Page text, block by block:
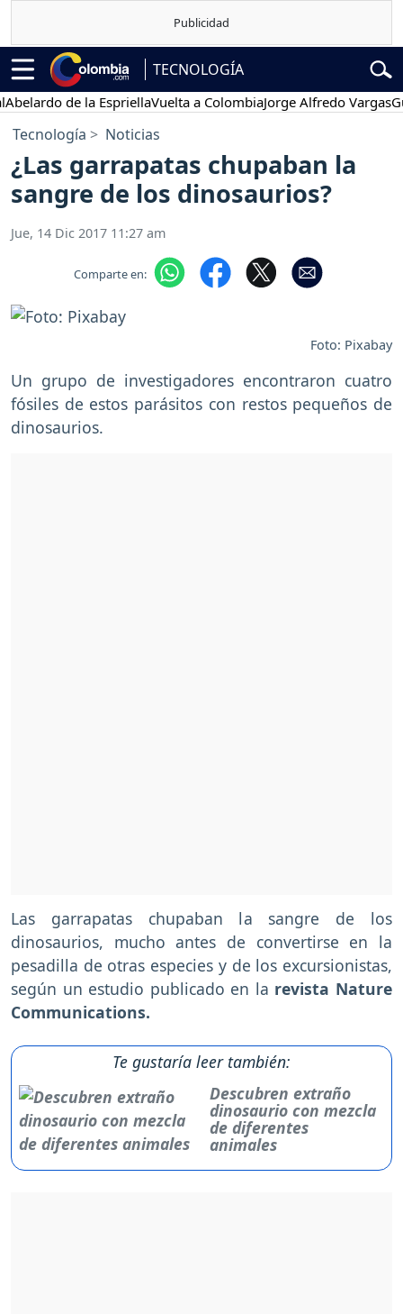
TECNOLOGÍA
de la EspriellaVuelta a ColombiaJorge Alfredo Vargas
Tecnología Noticias
¿Las garrapatas chupaban la
sangre de los dinosaurios?
Jue, 14 Dic 2017 11:27 am
Comparte en:
Foto: Pixabay
Un grupo de investigadores encontraron cuatro
fósiles de estos parásitos con restos pequeños de
dinosaurios.
Las garrapatas chupaban la sangre de los
dinosaurios, mucho antes de convertirse en la
pesadilla de otras especies y de los excursionistas,
según un estudio publicado en la revista Nature
Communications.
Te gustaría leer también:
Descubren extraño
dinosaurio con mezcla
de diferentes
animales